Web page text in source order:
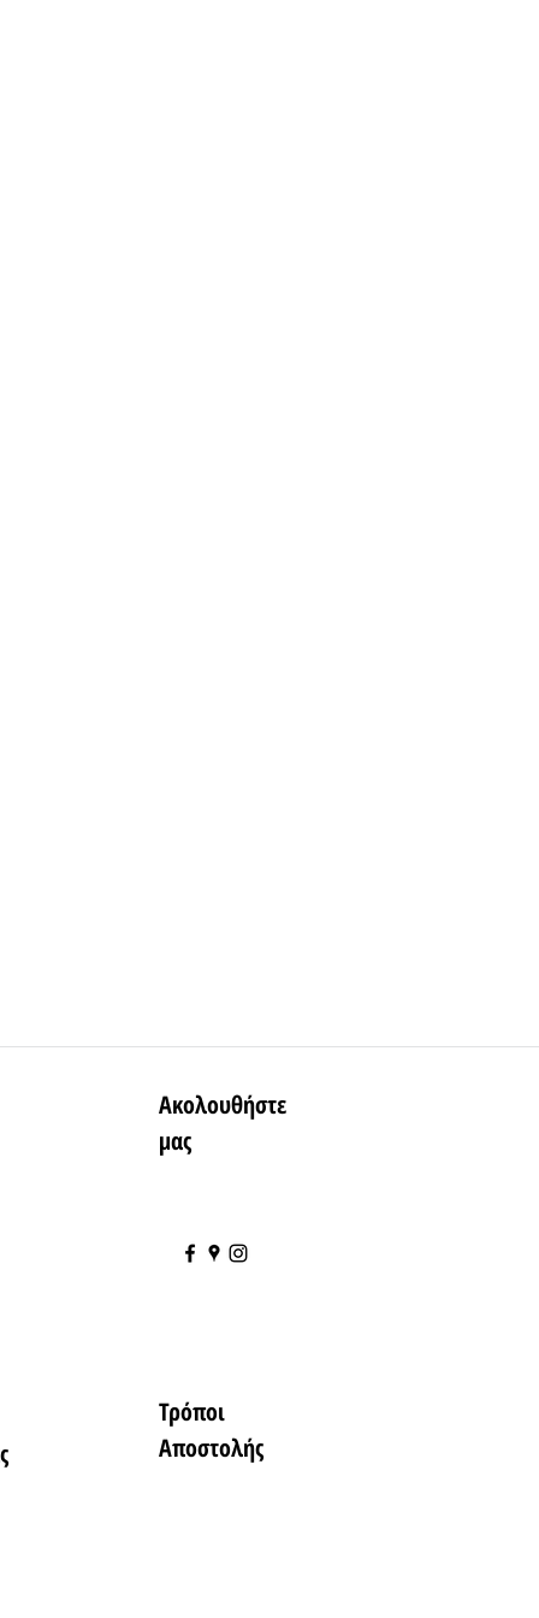
Ακολουθήστε
μας
Τρόποι
Αποστολής